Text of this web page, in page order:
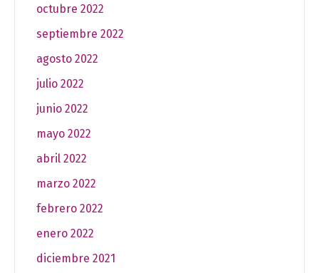
octubre 2022
septiembre 2022
agosto 2022
julio 2022
junio 2022
mayo 2022
abril 2022
marzo 2022
febrero 2022
enero 2022
diciembre 2021